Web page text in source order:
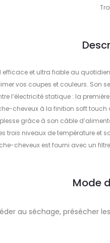
et ultra fiable au
vos coupes et couleurs. Son
l’électricité statique : la
cheveux à la finition soft
grâce à son câble
trois niveaux de température
cheveux est fourni avec un
Mode
au séchage, présécher